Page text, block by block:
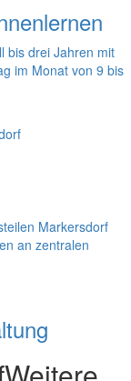
bis drei Jahren mit
im Monat von 9 bis
Markersdorf
an zentralen